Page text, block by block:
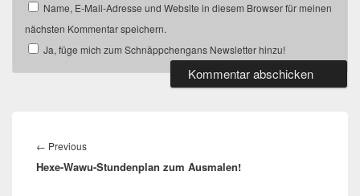
Name, E-Mail-Adresse und Website in diesem Browser für meinen
nächsten Kommentar speichern.
Ja, füge mich zum Schnäppchengans Newsletter hinzu!
← PreviousPrevious
post:
Hexe-Wawu-Stundenplan zum Ausmalen!